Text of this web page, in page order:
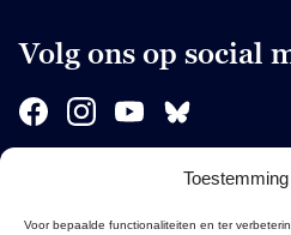
Voor bepaalde functionaliteiten en ter
Volg ons op social